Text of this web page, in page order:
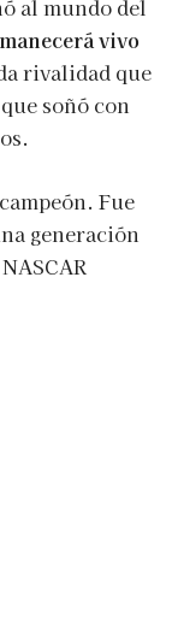
al mundo del
vivo
rivalidad que
soñó con
Fue
generación